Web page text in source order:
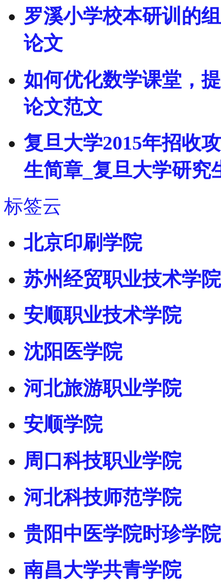
罗溪小学校本研训的
论文
如何优化数学课堂，
论文范文
复旦大学2015年招收
生简章_复旦大学研究
标签云
北京印刷学院
苏州经贸职业技术学院
安顺职业技术学院
沈阳医学院
河北旅游职业学院
安顺学院
周口科技职业学院
河北科技师范学院
贵阳中医学院时珍学院
南昌大学共青学院